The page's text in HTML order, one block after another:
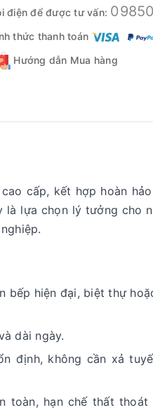
điện để được tư vấn:
thức thanh toán
Hướng dẫn Mua hàng
cấp, kết hợp hoàn
là lựa chọn lý tưởng cho
bếp hiện đại, biệt thự
dài ngày.
định, không cần xả
toàn, hạn chế thất thoát